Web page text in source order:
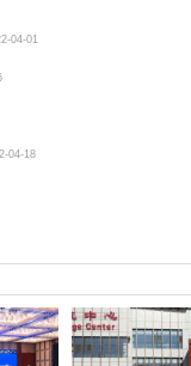
04-01
04-18